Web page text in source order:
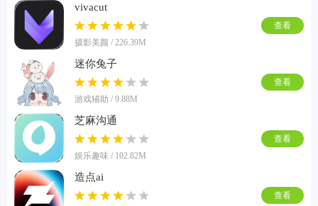
vivacut
摄影美颜 / 226.39M
查看
迷你兔子
游戏辅助 / 9.88M
查看
芝麻沟通
娱乐趣味 / 102.82M
查看
造点ai
查看